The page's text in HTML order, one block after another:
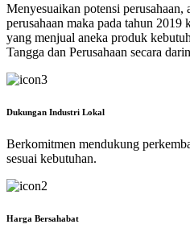
Menyesuaikan potensi perusahaan,
perusahaan maka pada tahun
yang menjual aneka produk
Tangga dan Perusahaan secara
Dukungan Industri Lokal
Berkomitmen mendukung
sesuai kebutuhan.
Harga Bersahabat